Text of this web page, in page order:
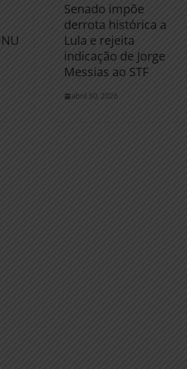
Senado impõe
derrota histórica a
Lula e rejeita
indicação de Jorge
Messias ao STF
abril 30, 2026